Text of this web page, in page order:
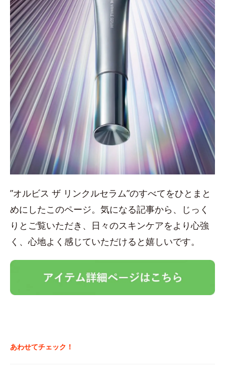
”オルビス ザ リンクルセラム”のすべてをひとまと
めにしたこのページ。気になる記事から、じっく
りとご覧いただき、日々のスキンケアをより心強
く、心地よく感じていただけると嬉しいです。
あわせてチェック！